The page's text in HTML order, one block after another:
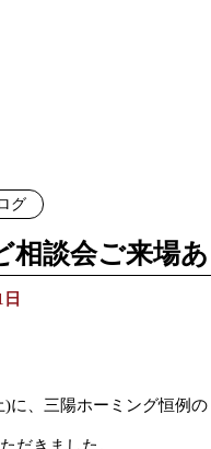
グ
相談会ご来場
)に、三陽ホーミング恒例
だきました。